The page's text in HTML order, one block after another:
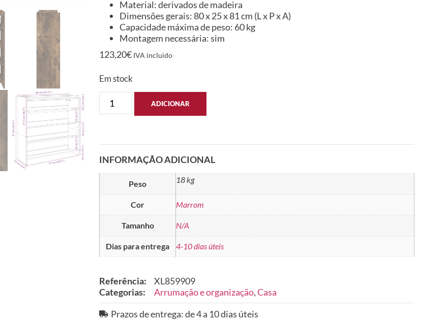
Material: derivados de madeira
Dimensões gerais: 80 x 25 x 81 cm (L x P x A)
Capacidade máxima de peso: 60 kg
Montagem necessária: sim
123,20€ IVA incluido
Em stock
ADICIONAR
INFORMAÇÃO ADICIONAL
Peso 18 kg
Cor Marrom
Tamanho N/A
Dias para entrega 4-10 dias úteis
Referência:
XL859909
Categorias:
Arrumação e organização,Casa
Prazos de entrega: de 4 a 10 dias úteis